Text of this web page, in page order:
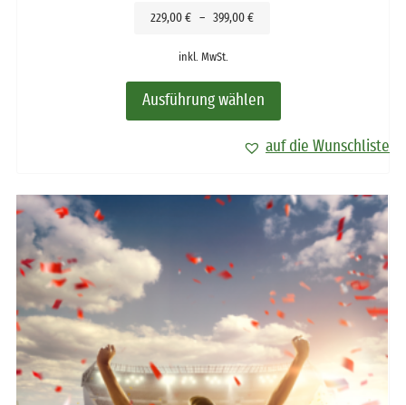
229,00 € – 399,00 €
inkl. MwSt.
Ausführung wählen
auf die Wunschliste